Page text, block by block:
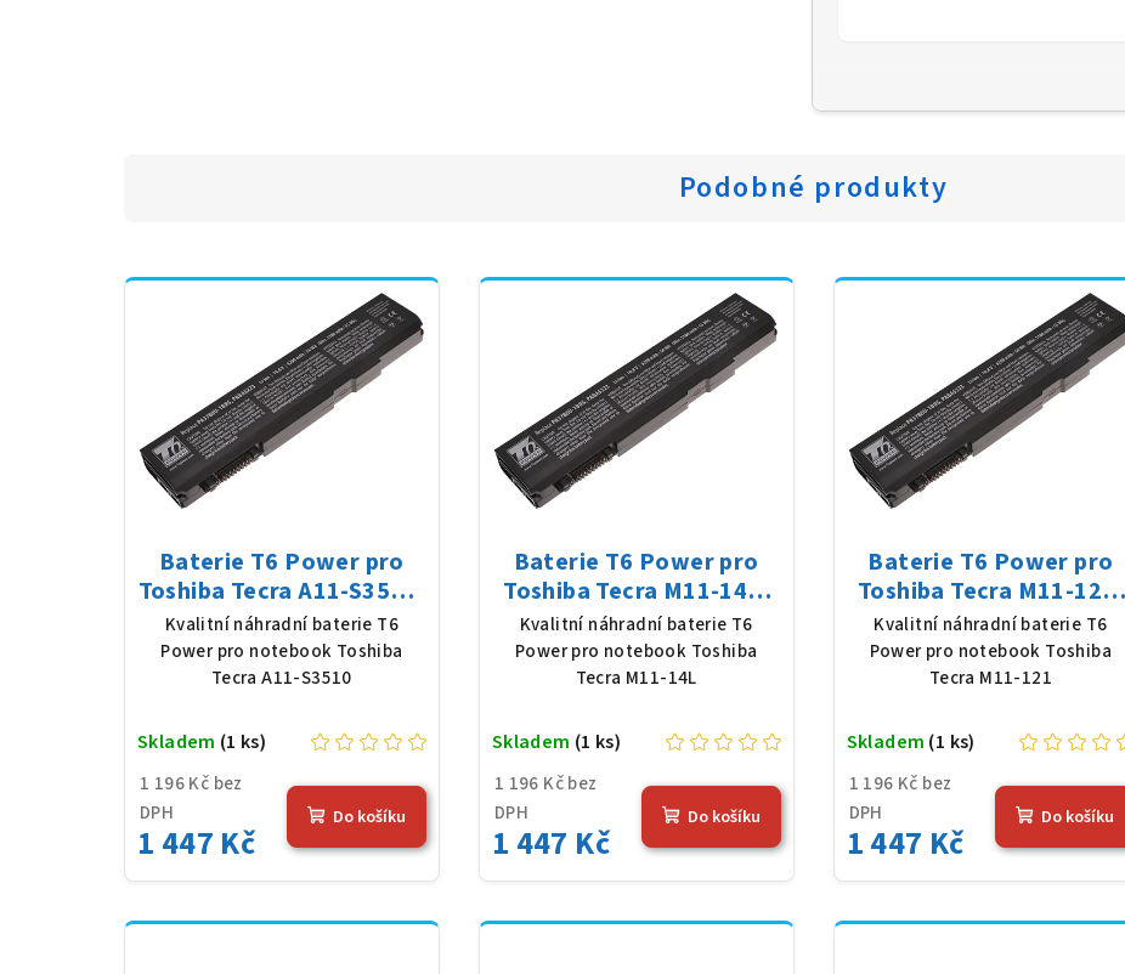
Podobné produkty
Baterie T6 Power pro
Toshiba Tecra A11-S3510,
Li-Ion, 10,8 V, 5200 mAh
(56 Wh), černá
Kvalitní náhradní baterie T6
Power pro notebook Toshiba
Tecra A11-S3510
1 196 Kč bez
DPH
1 447 Kč
Skladem (1 ks)
Do košíku
Baterie T6 Power pro
Toshiba Tecra M11-14L,
Li-Ion, 10,8 V, 5200 mAh
(56 Wh), černá
Kvalitní náhradní baterie T6
Power pro notebook Toshiba
Tecra M11-14L
1 196 Kč bez
DPH
1 447 Kč
Skladem (1 ks)
Do košíku
Baterie T6 Power pro
Toshiba Tecra M11-121,
Li-Ion, 10,8 V, 5200 mAh
(56 Wh), černá
Kvalitní náhradní baterie T6
Power pro notebook Toshiba
Tecra M11-121
1 196 Kč bez
DPH
1 447 Kč
Skladem (1 ks)
Do košíku